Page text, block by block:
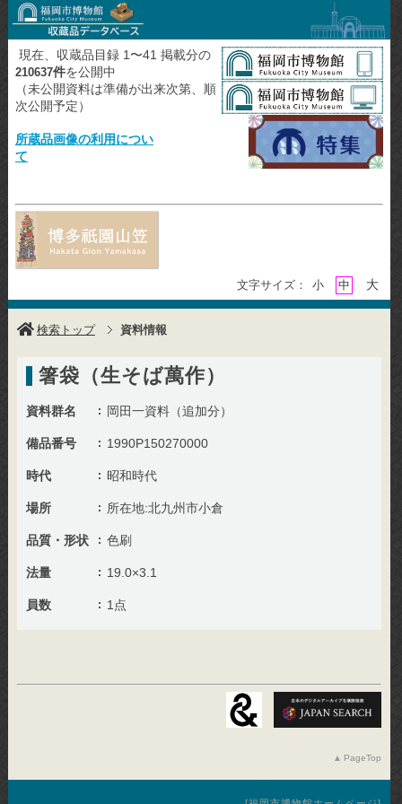
現在、収蔵品目録 1〜41 掲載分の
210637件を公開中
（未公開資料は準備が出来次第、順
次公開予定）
所蔵品画像の利用につい
て
文字サイズ： 小 中 大
検索トップ 資料情報
箸袋（生そば萬作）
資料群名 岡田一資料（追加分）
備品番号 1990P150270000
時代 昭和時代
場所 所在地:北九州市小倉
品質・形状 色刷
法量 19.0×3.1
員数 1点
PageTop